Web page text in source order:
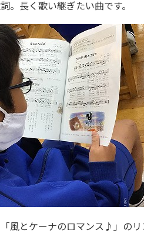
。長く歌い継ぎたい曲です。
風とケーナのロマンス♪」のリ